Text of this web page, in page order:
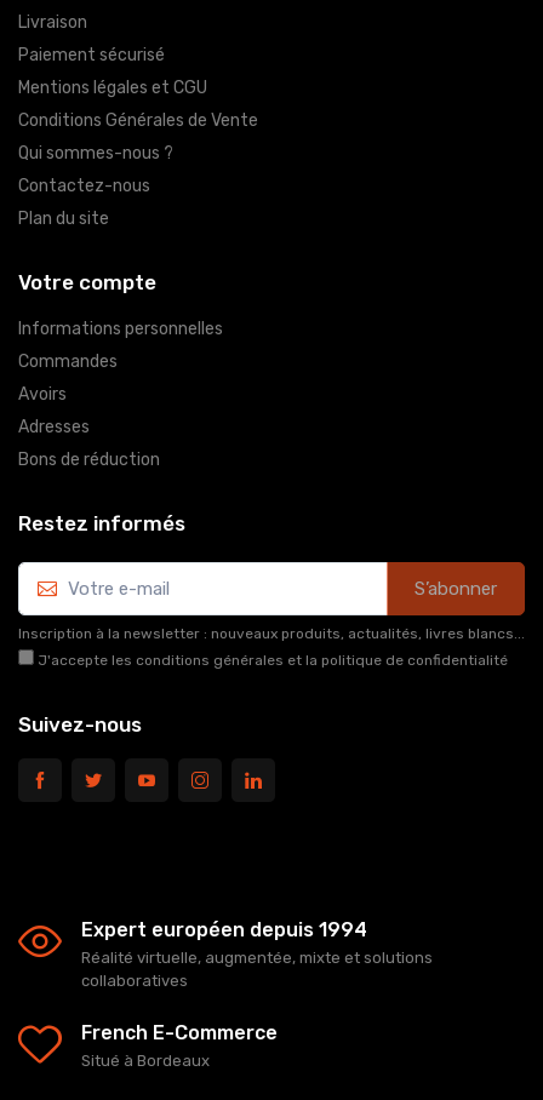
Livraison
Paiement sécurisé
Mentions légales et CGU
Conditions Générales de Vente
Qui sommes-nous ?
Contactez-nous
Plan du site
Votre compte
Informations personnelles
Commandes
Avoirs
Adresses
Bons de réduction
Restez informés
S’abonner
Inscription à la newsletter : nouveaux produits, actualités, livres blancs...
J'accepte les conditions générales et la politique de confidentialité
Suivez-nous
Expert européen depuis 1994
Réalité virtuelle, augmentée, mixte et solutions
collaboratives
French E-Commerce
Situé à Bordeaux